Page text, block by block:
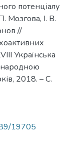
потенціалу
Мозгова, І. В.
//
Українська
2018. – С.
19705